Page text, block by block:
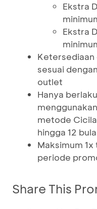
Ekstra
Ekstra
sesuai
outlet
Hanya
metode
hingga 12
Maksimum
periode
Share This